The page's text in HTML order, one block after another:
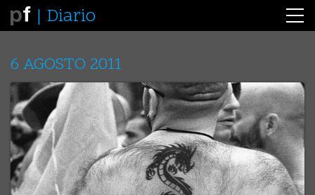
Diario
6 AGOSTO 2011